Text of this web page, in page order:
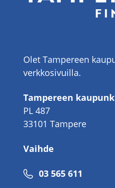
Olet Tampereen
verkkosivuilla.
Tampereen
PL 487
33101 Tampere
Vaihde
Puhelinnumero
03 565 611